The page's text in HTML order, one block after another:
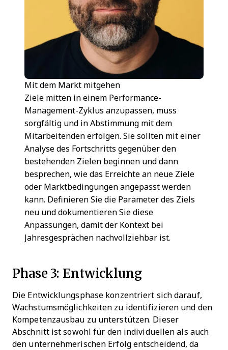
Mit dem Markt mitgehen
Ziele mitten in einem Performance-
Management-Zyklus anzupassen, muss
sorgfältig und in Abstimmung mit dem
Mitarbeitenden erfolgen. Sie sollten mit einer
Analyse des Fortschritts gegenüber den
bestehenden Zielen beginnen und dann
besprechen, wie das Erreichte an neue Ziele
oder Marktbedingungen angepasst werden
kann. Definieren Sie die Parameter des Ziels
neu und dokumentieren Sie diese
Anpassungen, damit der Kontext bei
Jahresgesprächen nachvollziehbar ist.
Phase 3: Entwicklung
Die Entwicklungsphase konzentriert sich darauf,
Wachstumsmöglichkeiten zu identifizieren und den
Kompetenzausbau zu unterstützen. Dieser
Abschnitt ist sowohl für den individuellen als auch
den unternehmerischen Erfolg entscheidend, da